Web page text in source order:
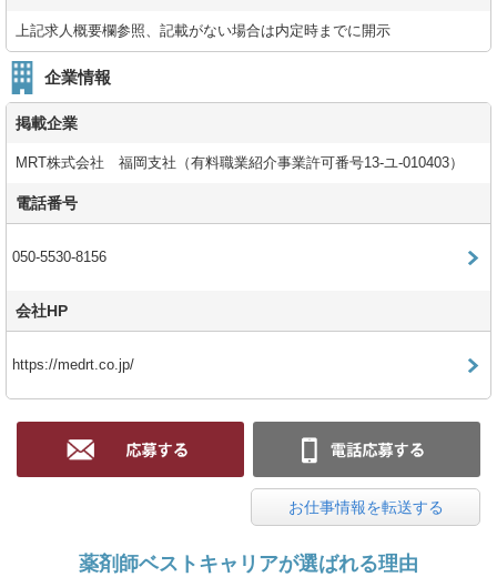
上記求人概要欄参照、記載がない場合は内定時までに開示
企業情報
掲載企業
MRT株式会社 福岡支社（有料職業紹介事業許可番号13-ユ-010403）
電話番号
050-5530-8156
会社HP
https://medrt.co.jp/
お仕事情報を転送する
薬剤師ベストキャリアが選ばれる理由